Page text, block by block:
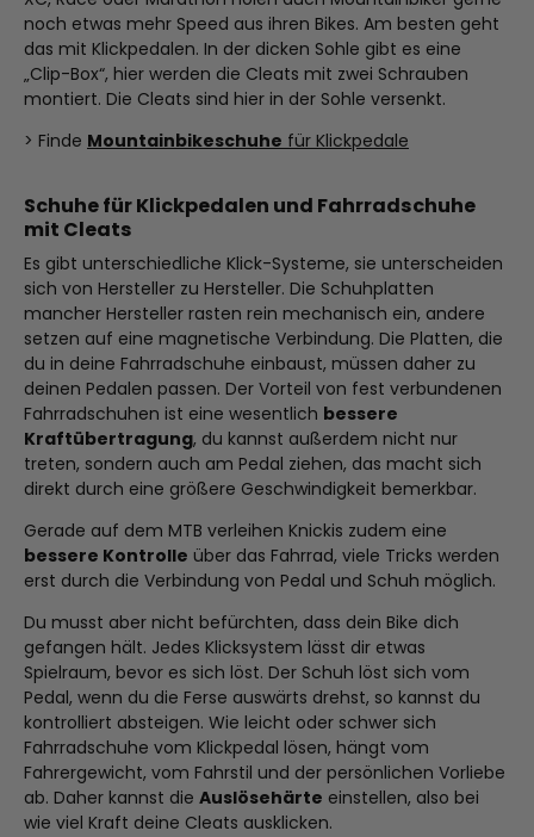
noch etwas mehr Speed aus ihren Bikes. Am besten geht
das mit Klickpedalen. In der dicken Sohle gibt es eine
„Clip-Box“, hier werden die Cleats mit zwei Schrauben
montiert. Die Cleats sind hier in der Sohle versenkt.
> Finde Mountainbikeschuhe für Klickpedale
Schuhe für Klickpedalen und Fahrradschuhe
mit Cleats
Es gibt unterschiedliche Klick-Systeme, sie unterscheiden
sich von Hersteller zu Hersteller. Die Schuhplatten
mancher Hersteller rasten rein mechanisch ein, andere
setzen auf eine magnetische Verbindung. Die Platten, die
du in deine Fahrradschuhe einbaust, müssen daher zu
deinen Pedalen passen. Der Vorteil von fest verbundenen
Fahrradschuhen ist eine wesentlich bessere
Kraftübertragung, du kannst außerdem nicht nur
treten, sondern auch am Pedal ziehen, das macht sich
direkt durch eine größere Geschwindigkeit bemerkbar.
Gerade auf dem MTB verleihen Knickis zudem eine
bessere Kontrolle über das Fahrrad, viele Tricks werden
erst durch die Verbindung von Pedal und Schuh möglich.
Du musst aber nicht befürchten, dass dein Bike dich
gefangen hält. Jedes Klicksystem lässt dir etwas
Spielraum, bevor es sich löst. Der Schuh löst sich vom
Pedal, wenn du die Ferse auswärts drehst, so kannst du
kontrolliert absteigen. Wie leicht oder schwer sich
Fahrradschuhe vom Klickpedal lösen, hängt vom
Fahrergewicht, vom Fahrstil und der persönlichen Vorliebe
ab. Daher kannst die Auslösehärte einstellen, also bei
wie viel Kraft deine Cleats ausklicken.